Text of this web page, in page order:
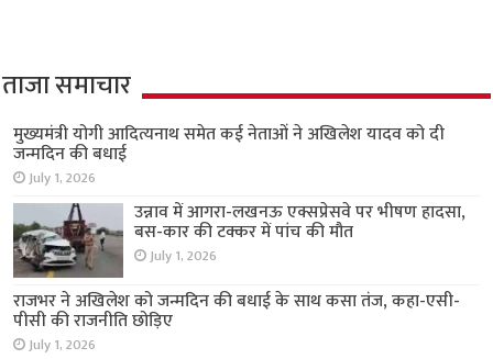
ताजा समाचार
मुख्यमंत्री योगी आदित्यनाथ समेत कई नेताओं ने अखिलेश यादव को दी
जन्मदिन की बधाई
July 1, 2026
उन्नाव में आगरा-लखनऊ एक्सप्रेसवे पर भीषण हादसा,
बस-कार की टक्कर में पांच की मौत
July 1, 2026
राजभर ने अखिलेश को जन्मदिन की बधाई के साथ कसा तंज, कहा-एसी-
पीसी की राजनीति छोड़िए
July 1, 2026